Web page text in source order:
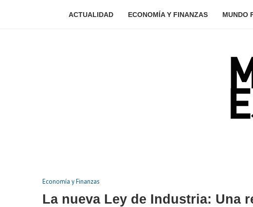
ACTUALIDAD ECONOMÍA Y FINANZAS MUNDO
Economía y Finanzas
La nueva Ley de Industria: Una